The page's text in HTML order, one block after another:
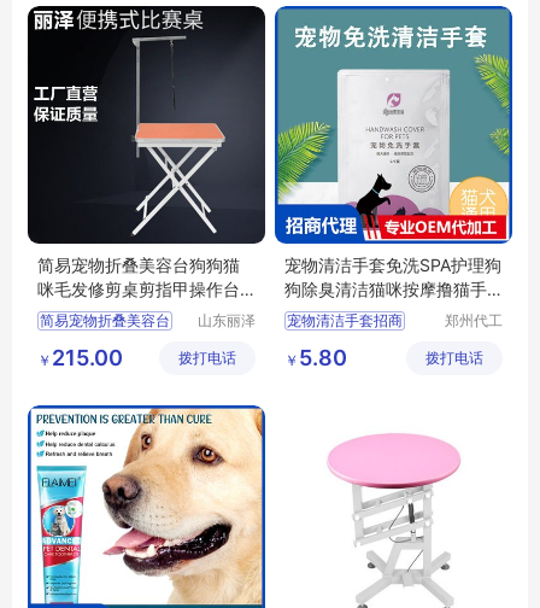
简易宠物折叠美容台狗狗猫
咪毛发修剪桌剪指甲操作台
丽泽
简易宠物折叠美容台
狗狗及用品
山东丽泽
有限公司
￥ 215.00 拨打电话
宠物清洁手套免洗SPA护理狗
狗除臭清洁猫咪按摩撸猫手
套批发
宠物清洁手套招商
宠物清洁手套定制
郑州代工
技有限公
￥ 5.80 拨打电话